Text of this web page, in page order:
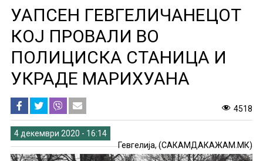
УАПСЕН ГЕВГЕЛИЧАНЕЦОТ
КОЈ ПРОВАЛИ ВО
ПОЛИЦИСКА СТАНИЦА И
УКРАДЕ МАРИХУАНА
4518
4 декември 2020 - 16:14
Гевгелија, (САКАМДАКАЖАМ.МК)